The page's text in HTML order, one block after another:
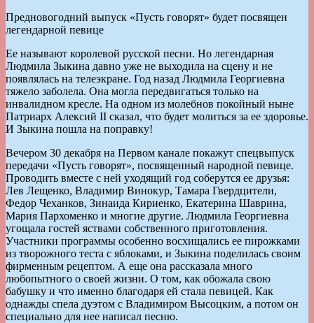
Предновогодний выпуск «Пусть говорят» будет посвящен
легендарной певице
Ее называют королевой русской песни. Но легендарная
Людмила Зыкина давно уже не выходила на сцену и не
появлялась на телеэкране. Год назад Людмила Георгиевна
тяжело заболела. Она могла передвигаться только на
инвалидном кресле. На одном из молебнов покойный ныне
Патриарх Алексий II сказал, что будет молиться за ее здоровье.
И Зыкина пошла на поправку!
Вечером 30 декабря на Первом канале покажут спецвыпуск
передачи «Пусть говорят», посвященный народной певице.
Проводить вместе с ней уходящий год соберутся ее друзья:
Лев Лещенко, Владимир Винокур, Тамара Гвердцители,
Федор Чеханков, Зинаида Кириенко, Екатерина Шаврина,
Мария Пархоменко и многие другие. Людмила Георгиевна
угощала гостей яствами собственного приготовления.
Участники программы особенно восхищались ее пирожками
из творожного теста с яблоками, и Зыкина поделилась своим
фирменным рецептом. А еще она рассказала много
любопытного о своей жизни. О том, как обожала свою
бабушку и что именно благодаря ей стала певицей. Как
однажды спела дуэтом с Владимиром Высоцким, а потом он
специально для нее написал песню.